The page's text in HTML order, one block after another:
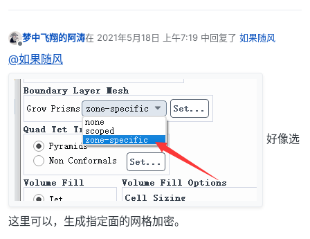
梦中飞翔的阿涛在 2021年5月18日 上午7:19 中回复了 如果随风
最后由 编辑
@如果随风
好像选
这里可以，生成指定面的网格加密。